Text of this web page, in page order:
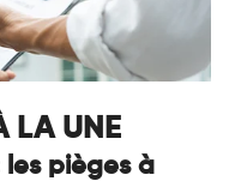
LA UNE
les pièges à